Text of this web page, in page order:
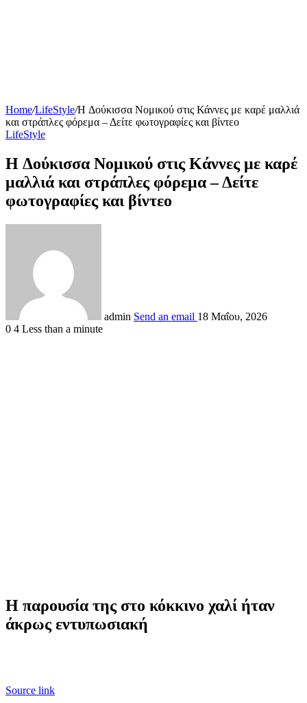
Home/LifeStyle/H Δούκισσα Νομικού στις Κάννες με καρέ μαλλιά
και στράπλες φόρεμα – Δείτε φωτογραφίες και βίντεο
LifeStyle
H Δούκισσα Νομικού στις Κάννες με καρέ
μαλλιά και στράπλες φόρεμα – Δείτε
φωτογραφίες και βίντεο
admin Send an email 18 Μαΐου, 2026
0 4 Less than a minute
Η παρουσία της στο κόκκινο χαλί ήταν
άκρως εντυπωσιακή
Source link